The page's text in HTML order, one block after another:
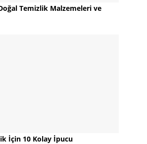
Temizlik Malzemeleri ve
İçin 10 Kolay İpucu